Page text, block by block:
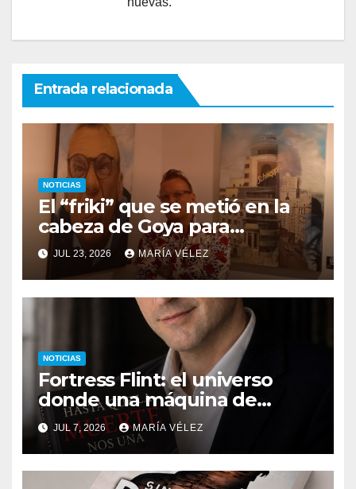
Entrada relacionada
NOTICIAS
El “friki” que se metió en la
cabeza de Goya para
descubrir qué esconden sus
monstruos
JUL 23, 2026 MARÍA VÉLEZ
NOTICIAS
Fortress Flint: el universo
donde una máquina de
escribir, un silbido o un
recuerdo pueden cambiarlo
todo
JUL 7, 2026 MARÍA VÉLEZ